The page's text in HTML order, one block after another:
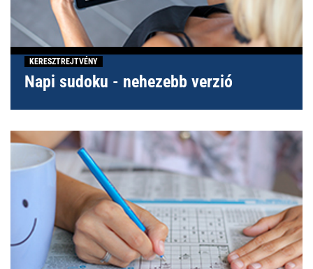
KERESZTREJTVÉNY
Napi sudoku - nehezebb verzió